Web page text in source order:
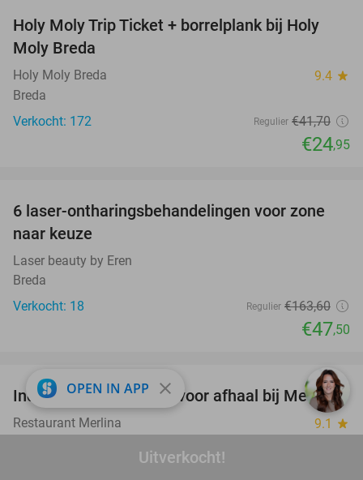
Uitverkocht!
40%
Holy Moly Trip Ticket + borrelplank bij Holy
Moly Breda
Holy Moly Breda 9.4 star
Breda
Verkocht: 172
Regulier €41,70
€24,95
71%
6 laser-ontharingsbehandelingen voor zone
naar keuze
Laser beauty by Eren
Breda
Verkocht: 18
Regulier €163,60
€47,50
50%
Indonesische rijsttafel voor afhaal bij Merlina
Restaurant Merlina 9.1 star
OPEN IN APP close